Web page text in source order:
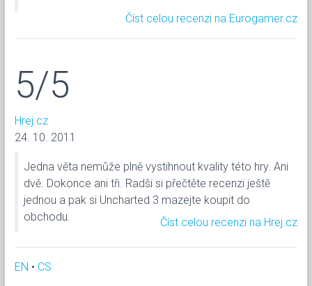
Číst celou recenzi na Eurogamer.cz
5/5
Hrej.cz
24. 10. 2011
Jedna věta nemůže plně vystihnout kvality této hry. Ani
dvě. Dokonce ani tři. Radši si přečtěte recenzi ještě
jednou a pak si Uncharted 3 mazejte koupit do
obchodu.
Číst celou recenzi na Hrej.cz
EN • CS